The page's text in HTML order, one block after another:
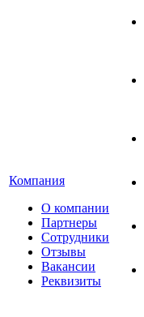
Компания
О компании
Партнеры
Сотрудники
Отзывы
Вакансии
Реквизиты